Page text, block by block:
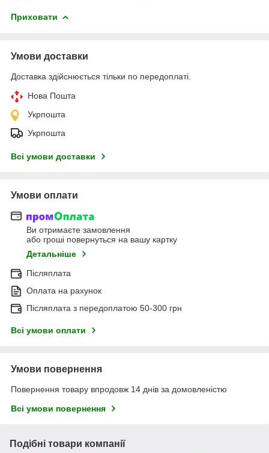
Приховати
Умови доставки
Доставка здійснюється тільки по передоплаті.
Нова Пошта
Укрпошта
Укрпошта
Всі умови доставки
Умови оплати
Ви отримаєте замовлення
або гроші повернуться на вашу картку
Детальніше
Післяплата
Оплата на рахунок
Післяплата з передоплатою 50-300 грн
Всі умови оплати
Умови повернення
Повернення товару впродовж 14 днів за домовленістю
Всі умови повернення
Подібні товари компанії